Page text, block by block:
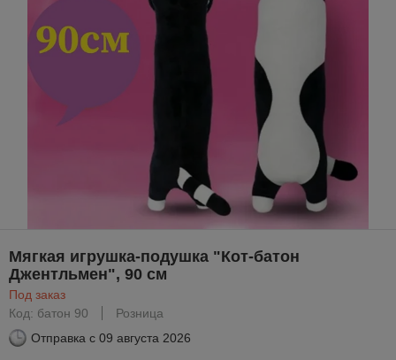
Мягкая игрушка-подушка "Кот-батон
Джентльмен", 90 см
Под заказ
Код: батон 90
Розница
Отправка с 09 августа 2026